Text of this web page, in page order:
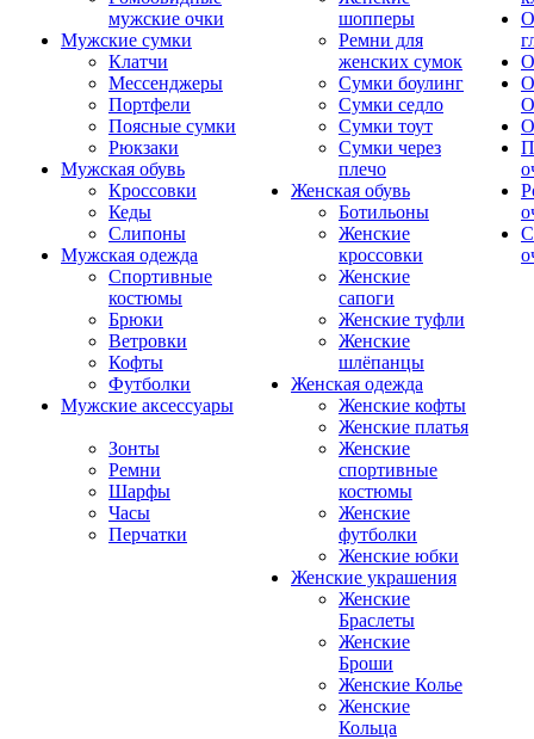
мужские очки
Мужские сумки
Клатчи
Мессенджеры
Портфели
Поясные сумки
Рюкзаки
Мужская обувь
Кроссовки
Кеды
Слипоны
Мужская одежда
Спортивные
костюмы
Брюки
Ветровки
Кофты
Футболки
Мужские аксессуары
Зонты
Ремни
Шарфы
Часы
Перчатки
шопперы
Ремни для
женских сумок
Сумки боулинг
Сумки седло
Сумки тоут
Сумки через
плечо
Женская обувь
Ботильоны
Женские
кроссовки
Женские
сапоги
Женские туфли
Женские
шлёпанцы
Женская одежда
Женские кофты
Женские платья
Женские
спортивные
костюмы
Женские
футболки
Женские юбки
Женские украшения
Женские
Браслеты
Женские
Броши
Женские Колье
Женские
Кольца